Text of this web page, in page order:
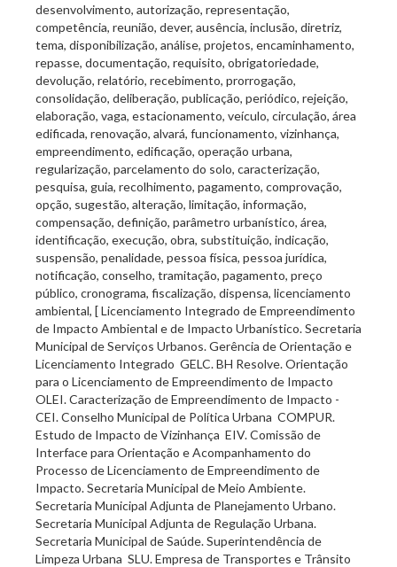
desenvolvimento, autorização, representação,
competência, reunião, dever, ausência, inclusão, diretriz,
tema, disponibilização, análise, projetos, encaminhamento,
repasse, documentação, requisito, obrigatoriedade,
devolução, relatório, recebimento, prorrogação,
consolidação, deliberação, publicação, periódico, rejeição,
elaboração, vaga, estacionamento, veículo, circulação, área
edificada, renovação, alvará, funcionamento, vizinhança,
empreendimento, edificação, operação urbana,
regularização, parcelamento do solo, caracterização,
pesquisa, guia, recolhimento, pagamento, comprovação,
opção, sugestão, alteração, limitação, informação,
compensação, definição, parâmetro urbanístico, área,
identificação, execução, obra, substituição, indicação,
suspensão, penalidade, pessoa física, pessoa jurídica,
notificação, conselho, tramitação, pagamento, preço
público, cronograma, fiscalização, dispensa, licenciamento
ambiental, [ Licenciamento Integrado de Empreendimento
de Impacto Ambiental e de Impacto Urbanístico. Secretaria
Municipal de Serviços Urbanos. Gerência de Orientação e
Licenciamento Integrado  GELC. BH Resolve. Orientação
para o Licenciamento de Empreendimento de Impacto 
OLEI. Caracterização de Empreendimento de Impacto -
CEI. Conselho Municipal de Política Urbana  COMPUR.
Estudo de Impacto de Vizinhança  EIV. Comissão de
Interface para Orientação e Acompanhamento do
Processo de Licenciamento de Empreendimento de
Impacto. Secretaria Municipal de Meio Ambiente.
Secretaria Municipal Adjunta de Planejamento Urbano.
Secretaria Municipal Adjunta de Regulação Urbana.
Secretaria Municipal de Saúde. Superintendência de
Limpeza Urbana  SLU. Empresa de Transportes e Trânsito